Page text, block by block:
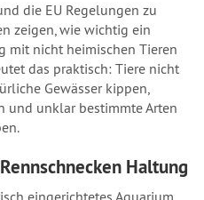
die EU Regelungen zu
zeigen, wie wichtig ein
mit nicht heimischen Tieren
das praktisch: Tiere nicht
Gewässer kippen,
und unklar bestimmte Arten
Haltung
eingerichtetes Aquarium